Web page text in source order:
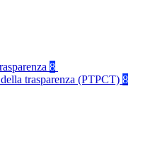
8
trasparenza (PTPCT) 8